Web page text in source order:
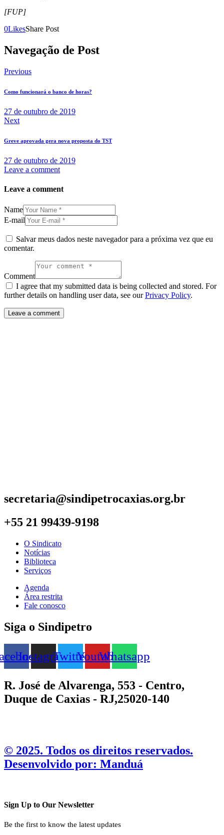
[FUP]
0LikesShare Post
Navegação de Post
Previous
Como funcionará o banco de horas?
27 de outubro de 2019
Next
Greve aprovada gera nova proposta do TST
27 de outubro de 2019
Leave a comment
Leave a comment
Name
E-mail
Salvar meus dados neste navegador para a próxima vez que eu
comentar.
Comment
I agree that my submitted data is being collected and stored. For
further details on handling user data, see ourPrivacy Policy.
secretaria@sindipetrocaxias.org.br
+55 21 99439-9198
O Sindicato
Notícias
Biblioteca
Serviços
Agenda
Área restrita
Fale conosco
Siga o Sindipetro
InstagramTwitterYoutubeWhatsapp
R. José de Alvarenga, 553 - Centro,
Duque de Caxias - RJ,25020-140
©️ 2025. Todos os direitos reservados.
Desenvolvido por: Manduá
Sign Up to Our Newsletter
Be the first to know the latest updates